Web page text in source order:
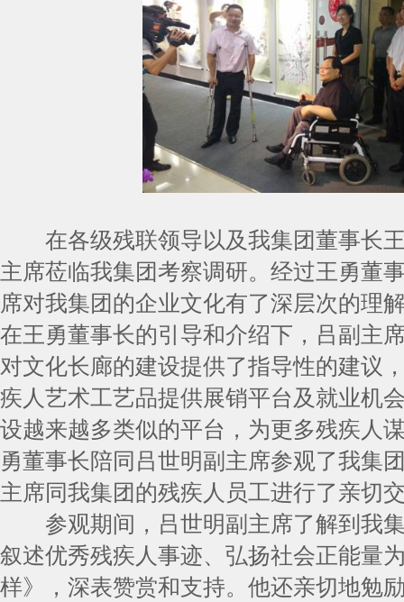
在各级残联领导以及我集团董事长王
主席莅临我集团考察调研。经过王勇董
席对我集团的企业文化有了深层次的理
在王勇董事长的引导和介绍下，吕副主
对文化长廊的建设提供了指导性的建议
疾人艺术工艺品提供展销平台及就业机
设越来越多类似的平台，为更多残疾人
勇董事长陪同吕世明副主席参观了我集
主席同我集团的残疾人员工进行了亲切
参观期间，吕世明副主席了解到我集
叙述优秀残疾人事迹、弘扬社会正能
样》，深表赞赏和支持。他还亲切地勉